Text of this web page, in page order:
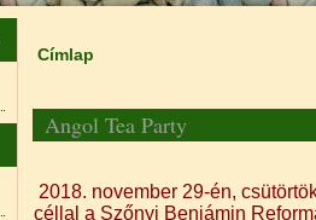
Jelenlegi hely
Címlap
Angol Tea Party
2018. november 29-én,
céllal a Szőnyi Benjámin